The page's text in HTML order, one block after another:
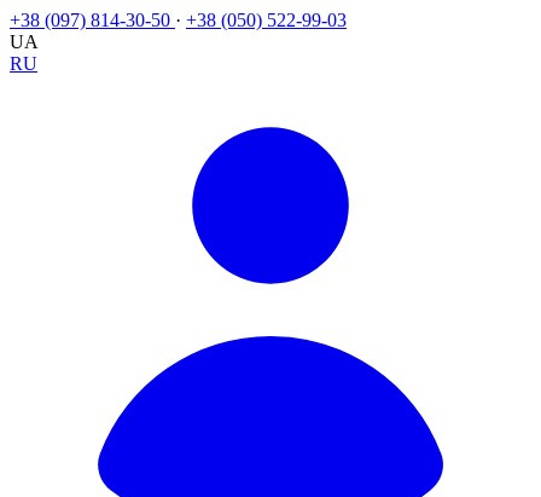
+38 (097) 814-30-50 · +38 (050) 522-99-03
UA
RU